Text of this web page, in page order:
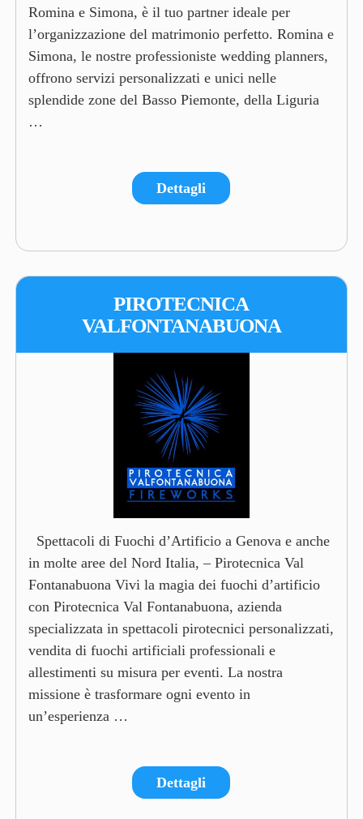
Romina e Simona, è il tuo partner ideale per
l’organizzazione del matrimonio perfetto. Romina e
Simona, le nostre professioniste wedding planners,
offrono servizi personalizzati e unici nelle
splendide zone del Basso Piemonte, della Liguria
…
Dettagli
PIROTECNICA
VALFONTANABUONA
Spettacoli di Fuochi d’Artificio a Genova e anche
in molte aree del Nord Italia, – Pirotecnica Val
Fontanabuona Vivi la magia dei fuochi d’artificio
con Pirotecnica Val Fontanabuona, azienda
specializzata in spettacoli pirotecnici personalizzati,
vendita di fuochi artificiali professionali e
allestimenti su misura per eventi. La nostra
missione è trasformare ogni evento in
un’esperienza …
Dettagli